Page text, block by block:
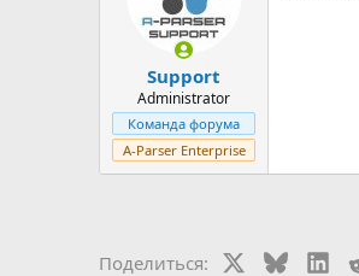
Support
Administrator
Команда форума
A-Parser Enterprise
Поделиться: Bluesky